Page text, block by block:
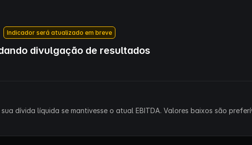
Indicador será atualizado em breve
divulgação de resultados
dívida líquida se mantivesse o atual EBITDA. Valores baixos são